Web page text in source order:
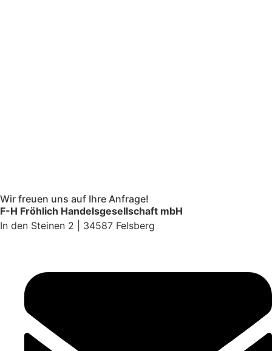
Wir freuen uns auf Ihre Anfrage!
F-H Fröhlich Handelsgesellschaft mbH
In den Steinen 2 | 34587 Felsberg